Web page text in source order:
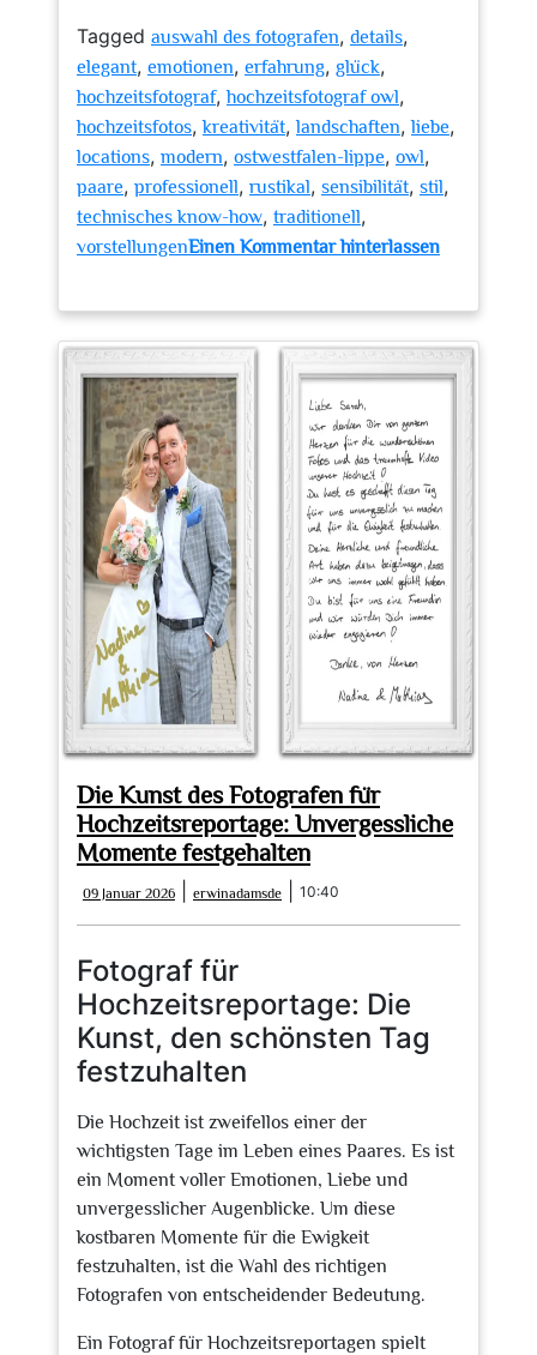
Tagged auswahl des fotografen, details,
elegant, emotionen, erfahrung, glück,
hochzeitsfotograf,hochzeitsfotograf owl,
hochzeitsfotos,kreativität,landschaften,liebe,
locations, modern, ostwestfalen-lippe, owl,
paare, professionell, rustikal, sensibilität, stil,
technisches know-how, traditionell,
vorstellungenEinen Kommentar hinterlassen
einfangen:
Hochzeitsfotograf
OWL
Die Kunst des Fotografen für
Hochzeitsreportage: Unvergessliche
Momente festgehalten
09 Januar 2026
Januar
2026
erwinadamsde erwinadamsde
10:40
Fotograf für
Hochzeitsreportage: Die
Kunst, den schönsten Tag
festzuhalten
Die Hochzeit ist zweifellos einer der
wichtigsten Tage im Leben eines Paares. Es ist
ein Moment voller Emotionen, Liebe und
unvergesslicher Augenblicke. Um diese
kostbaren Momente für die Ewigkeit
festzuhalten, ist die Wahl des richtigen
Fotografen von entscheidender Bedeutung.
Ein Fotograf für Hochzeitsreportagen spielt